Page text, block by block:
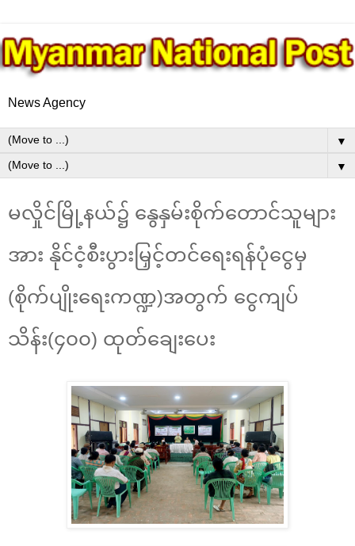
News Agency
▼
▼
မလှိုင်မြို့နယ်၌ နွေနှမ်းစိုက်တောင်သူများ
အား နိုင်ငံ့စီးပွားမြှင့်တင်ရေးရန်ပုံငွေမှ
(စိုက်ပျိုးရေးကဏ္ဍ)အတွက် ငွေကျပ်
သိန်း(၄၀၀) ထုတ်ချေးပေး